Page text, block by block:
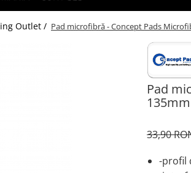
Outlet / Pad microfibră - Concept Pads
Pad
135mm
33,90
-profil